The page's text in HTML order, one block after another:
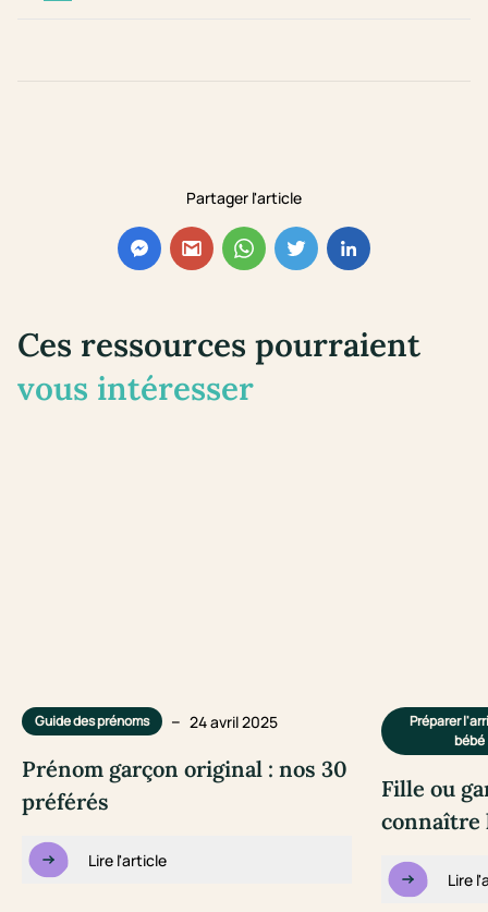
Partager l'article
Ces ressources pourraient
vous intéresser
Guide des prénoms – 24 avril 2025
Prénom garçon original : nos 30
préférés
Lire l'article
Préparer
bébé
Fille ou
connaître
Lire